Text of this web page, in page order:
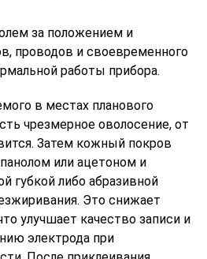
за положением и
проводов и своевременного
работы прибора.
в местах планового
чрезмерное оволосение, от
Затем кожный покров
или ацетоном и
губкой либо абразивной
Это снижает
улучшает качество записи и
электрода при